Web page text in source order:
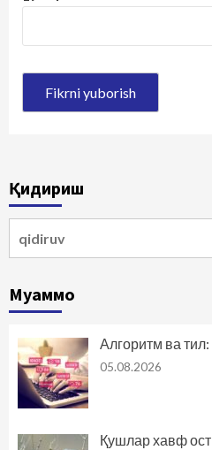
Қидириш
Муаммо
Алгоритм ва тил:
05.08.2026
Қушлар хавф